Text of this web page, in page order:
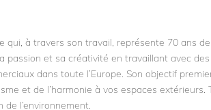
qui, à travers son travail, représente 70 ans
passion et sa créativité en travaillant avec
dans toute l’Europe. Son objectif
et de l’harmonie à vos espaces
l’environnement.